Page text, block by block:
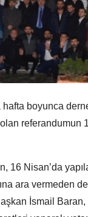
hafta boyunca
referandumun
16 Nisan’da
ara vermeden
İsmail